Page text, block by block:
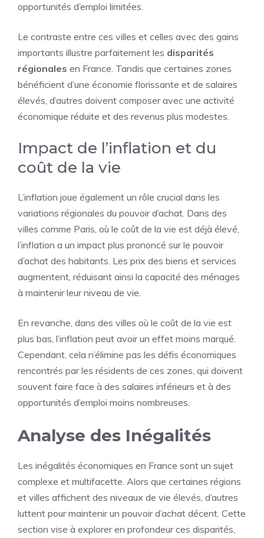
opportunités d’emploi limitées.
Le contraste entre ces villes et celles avec des gains
importants illustre parfaitement les disparités
régionales en France. Tandis que certaines zones
bénéficient d’une économie florissante et de salaires
élevés, d’autres doivent composer avec une activité
économique réduite et des revenus plus modestes.
Impact de l’inflation et du
coût de la vie
L’inflation joue également un rôle crucial dans les
variations régionales du pouvoir d’achat. Dans des
villes comme Paris, où le coût de la vie est déjà élevé,
l’inflation a un impact plus prononcé sur le pouvoir
d’achat des habitants. Les prix des biens et services
augmentent, réduisant ainsi la capacité des ménages
à maintenir leur niveau de vie.
En revanche, dans des villes où le coût de la vie est
plus bas, l’inflation peut avoir un effet moins marqué.
Cependant, cela n’élimine pas les défis économiques
rencontrés par les résidents de ces zones, qui doivent
souvent faire face à des salaires inférieurs et à des
opportunités d’emploi moins nombreuses.
Analyse des Inégalités
Les inégalités économiques en France sont un sujet
complexe et multifacette. Alors que certaines régions
et villes affichent des niveaux de vie élevés, d’autres
luttent pour maintenir un pouvoir d’achat décent. Cette
section vise à explorer en profondeur ces disparités,